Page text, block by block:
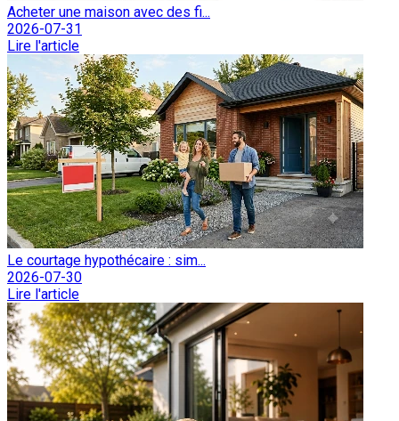
Acheter une maison avec des fi...
2026-07-31
Lire l'article
Le courtage hypothécaire : sim...
2026-07-30
Lire l'article